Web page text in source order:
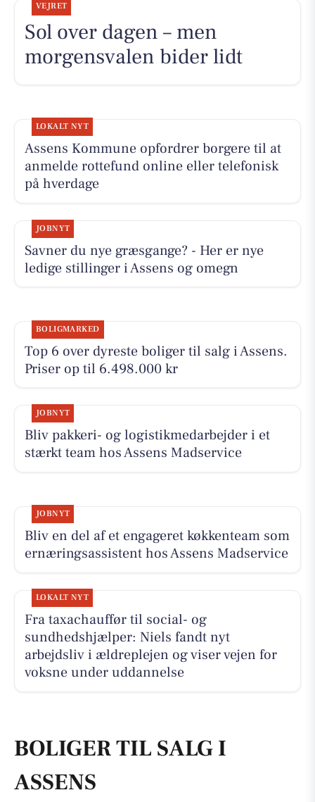
VEJRET
Sol over dagen – men
morgensvalen bider lidt
LOKALT NYT
Assens Kommune opfordrer borgere til at
anmelde rottefund online eller telefonisk
på hverdage
JOBNYT
Savner du nye græsgange? - Her er nye
ledige stillinger i Assens og omegn
BOLIGMARKED
Top 6 over dyreste boliger til salg i Assens.
Priser op til 6.498.000 kr
JOBNYT
Bliv pakkeri- og logistikmedarbejder i et
stærkt team hos Assens Madservice
JOBNYT
Bliv en del af et engageret køkkenteam som
ernæringsassistent hos Assens Madservice
LOKALT NYT
Fra taxachauffør til social- og
sundhedshjælper: Niels fandt nyt
arbejdsliv i ældreplejen og viser vejen for
voksne under uddannelse
BOLIGER TIL SALG I
ASSENS